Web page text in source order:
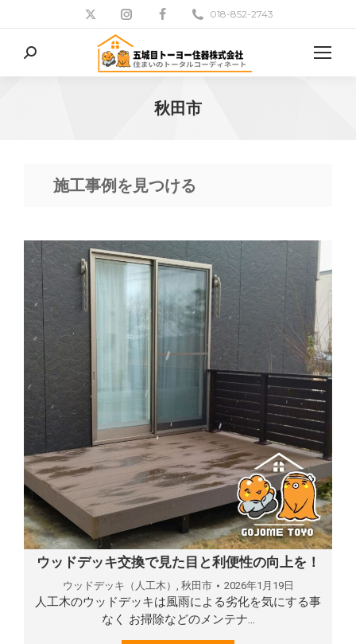
018-852-2743
検
索:
秋田市
施工事例を見つける
ウッドデッキ交換で見た目と利便性の向上を！
ウッドデッキ（人工木） 秋田市 2026年1月19日
人工木のウッドデッキは風雨による劣化を気にする事
なく お掃除などのメンテナ…